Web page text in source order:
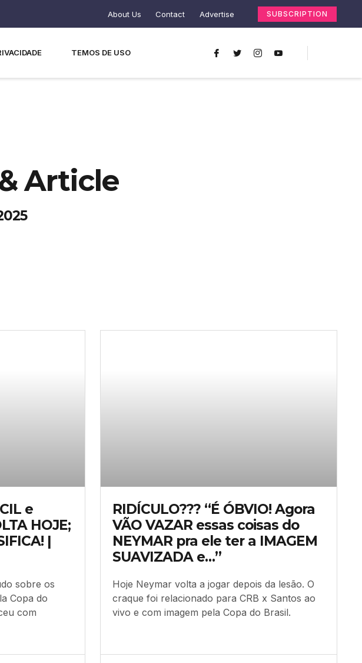
About Us Contact Advertise SUBSCRIPTION
TEMOS DE USO
Article
e
HOJE;
|
sobre os
Copa do
com
RIDÍCULO??? “É ÓBVIO! Agora
VÃO VAZAR essas coisas do
NEYMAR pra ele ter a IMAGEM
SUAVIZADA e…”
Hoje Neymar volta a jogar depois da lesão. O
craque foi relacionado para CRB x Santos ao
vivo e com imagem pela Copa do Brasil.